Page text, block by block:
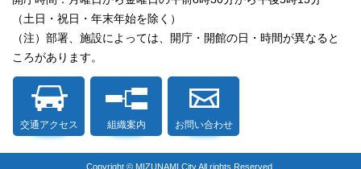
（土日・祝日・年末年始を除く）
（注）部署、施設によっては、開庁・開館の日・時間が異なると
ころがあります。
交通アクセス 組織案内 お問い合わせ
Copyright © MIZUNAMI City All rights Reserved.